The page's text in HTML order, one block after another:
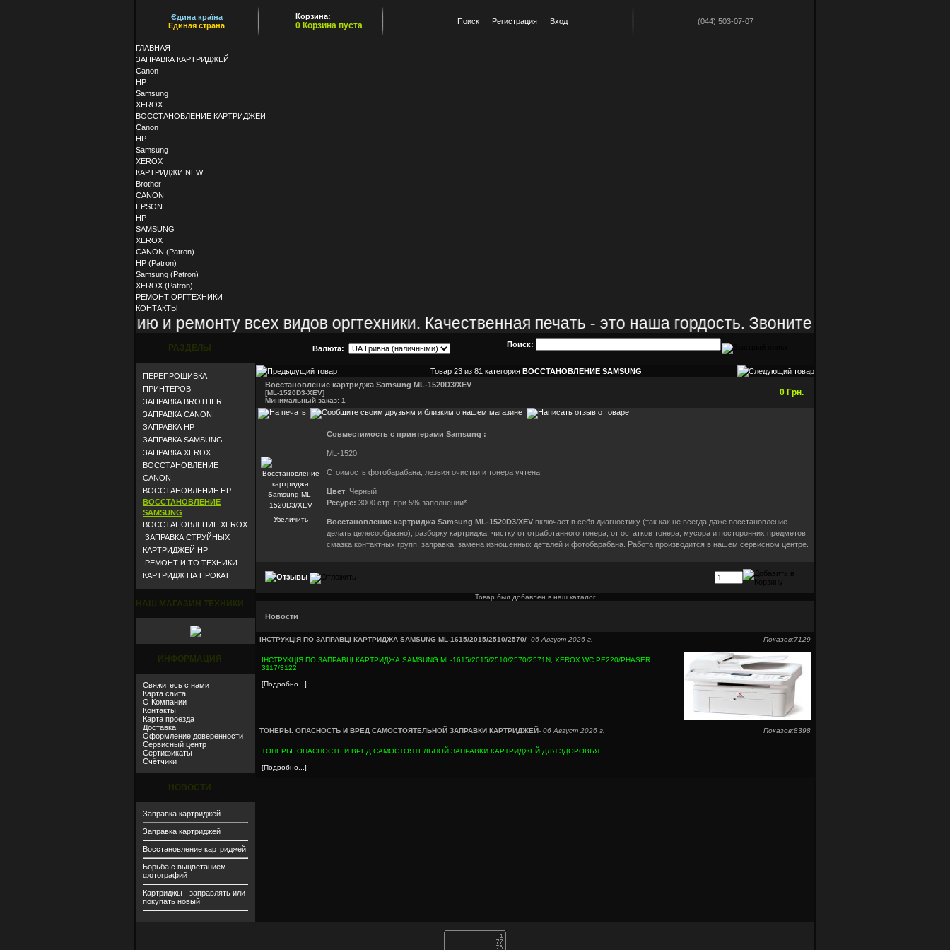
Єдина країна
Единая страна
Корзина:
0 Корзина пуста Поиск Регистрация Вход (044) 503-07-07
ГЛАВНАЯ
ЗАПРАВКА КАРТРИДЖЕЙ
Canon
HP
Samsung
XEROX
ВОССТАНОВЛЕНИЕ КАРТРИДЖЕЙ
Canon
HP
Samsung
XEROX
КАРТРИДЖИ NEW
Brother
CANON
EPSON
HP
SAMSUNG
XEROX
CANON (Patron)
HP (Patron)
Samsung (Patron)
XEROX (Patron)
РЕМОНТ ОРГТЕХНИКИ
КОНТАКТЫ
восстановлению и ремонту всех видов оргтехники. Качественная печать - это наша гордость. Звоните и Вы несомненно
РАЗДЕЛЫ
ПЕРЕПРОШИВКА
ПРИНТЕРОВ
ЗАПРАВКА BROTHER
ЗАПРАВКА CANON
ЗАПРАВКА HP
ЗАПРАВКА SAMSUNG
ЗАПРАВКА XEROX
ВОССТАНОВЛЕНИЕ
CANON
ВОССТАНОВЛЕНИЕ HP
ВОССТАНОВЛЕНИЕ
SAMSUNG
ВОССТАНОВЛЕНИЕ XEROX
ЗАПРАВКА СТРУЙНЫХ
КАРТРИДЖЕЙ HP
РЕМОНТ И ТО ТЕХНИКИ
КАРТРИДЖ НА ПРОКАТ
НАШ МАГАЗИН ТЕХНИКИ
ИНФОРМАЦИЯ
Свяжитесь с нами
Карта сайта
О Компании
Контакты
Карта проезда
Доставка
Оформление доверенности
Сервисный центр
Сертификаты
Счётчики
НОВОСТИ
Заправка картриджей
Заправка картриджей
Восстановление картриджей
Борьба с выцветанием
фотографий
Картриджы - заправлять или
покупать новый
Валюта: Поиск:
Товар 23 из 81 категория ВОССТАНОВЛЕНИЕ SAMSUNG
Восстановление картриджа Samsung ML-1520D3/XEV
[ML-1520D3-XEV]
Mинимальный заказ: 1
0 Грн.
Увеличить
Совместимость с принтерами Samsung :
ML-1520
Стоимость фотобарабана, лезвия очистки и тонера учтена
Цвет: Черный
Ресурс: 3000 стр. при 5% заполнении*
Восстановление картриджа Samsung ML-1520D3/XEV включает в себя диагностику (так как не всегда даже восстановление
делать целесообразно), разборку картриджа, чистку от отработанного тонера, от остатков тонера, мусора и посторонних предметов,
смазка контактных групп, заправка, замена изношенных деталей и фотобарабана. Работа производится в нашем сервисном центре.
Товар был добавлен в наш каталог
Новости
ІНСТРУКЦІЯ ПО ЗАПРАВЦІ КАРТРИДЖА SAMSUNG ML-1615/2015/2510/2570/- 06 Август 2026 г. Показов:7129
ІНСТРУКЦІЯ ПО ЗАПРАВЦІ КАРТРИДЖА SAMSUNG ML-1615/2015/2510/2570/2571N, XEROX WC PE220/PHASER
3117/3122
[Подробно...]
ТОНЕРЫ. ОПАСНОСТЬ И ВРЕД САМОСТОЯТЕЛЬНОЙ ЗАПРАВКИ КАРТРИДЖЕЙ- 06 Август 2026 г. Показов:8398
ТОНЕРЫ. ОПАСНОСТЬ И ВРЕД САМОСТОЯТЕЛЬНОЙ ЗАПРАВКИ КАРТРИДЖЕЙ ДЛЯ ЗДОРОВЬЯ
[Подробно...]